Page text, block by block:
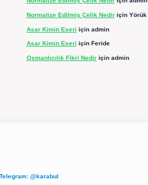
Normalize Edilmiş Çelik Nediriçin Yörük
Asar Kimin Eseri için admin
Asar Kimin Eseri için Feride
Osmanlıcılık Fikri Nediriçin admin
Telegram: @karabul